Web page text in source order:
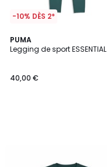
-10% DÈS 2*
PUMA
Legging de sport ESSENTIAL
40,00 €